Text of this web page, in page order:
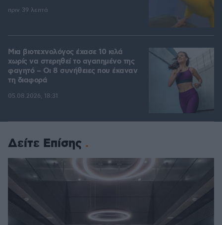
πριν 39 λεπτά
Μια βιοτεχνολόγος έχασε 10 κιλά
χωρίς να στερηθεί το αγαπημένο της
φαγητό – Οι 8 συνήθειες που έκαναν
τη διαφορά
05.08.2026, 18:31
Δείτε Επίσης